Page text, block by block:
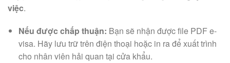
việc.
Nếu được chấp thuận: Bạn sẽ nhận được file PDF e-
visa. Hãy lưu trữ trên điện thoại hoặc in ra để xuất trình
cho nhân viên hải quan tại cửa khẩu.